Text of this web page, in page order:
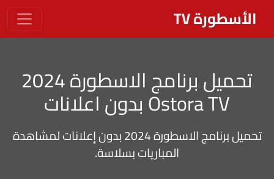
الأسطورة TV
تحميل برنامج الاسطورة 2024
Ostora TV بدون اعلانات
تحميل برنامج الاسطورة 2024 بدون إعلانات لمشاهدة
المباريات بسلاسة.